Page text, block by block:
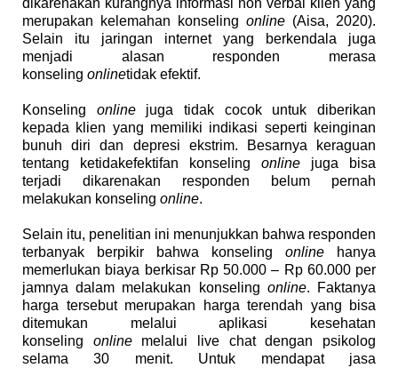
dikarenakan kurangnya informasi non verbal klien yang
merupakan kelemahan konseling online (Aisa, 2020).
Selain itu jaringan internet yang berkendala juga
menjadi alasan responden merasa
konseling onlinetidak efektif.
Konseling onlinejuga tidak cocok untuk diberikan
kepada klien yang memiliki indikasi seperti keinginan
bunuh diri dan depresi ekstrim. Besarnya keraguan
tentang ketidakefektifan konseling online juga bisa
terjadi dikarenakan responden belum pernah
melakukan konseling online.
Selain itu, penelitian ini menunjukkan bahwa responden
terbanyak berpikir bahwa konseling online
hanya
memerlukan biaya berkisar Rp 50.000 – Rp 60.000 per
jamnya dalam melakukan konseling online. Faktanya
harga tersebut merupakan harga terendah yang bisa
ditemukan melalui aplikasi kesehatan
konseling onlinemelalui live chat dengan psikolog
selama 30 menit. Untuk mendapat jasa